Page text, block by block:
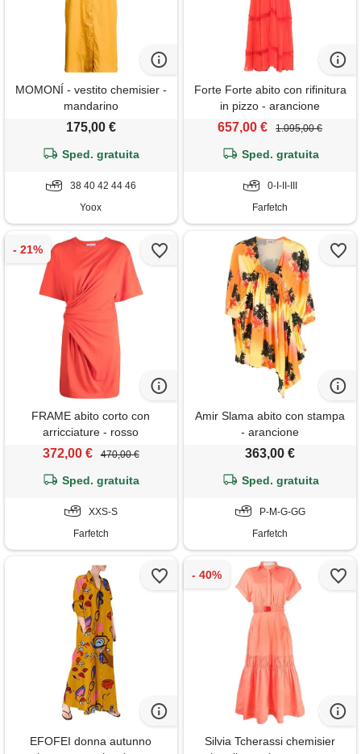
MOMONÍ - vestito chemisier -
mandarino
175,00 €
Sped. gratuita
38 40 42 44 46
Yoox
Forte Forte abito con rifinitura
in pizzo - arancione
657,00 € 1.095,00 €
Sped. gratuita
0-I-II-III
Farfetch
FRAME abito corto con
arricciature - rosso
372,00 € 470,00 €
Sped. gratuita
XXS-S
Farfetch
Amir Slama abito con stampa
- arancione
363,00 €
Sped. gratuita
P-M-G-GG
Farfetch
EFOFEI donna autunno
Silvia Tcherassi chemisier